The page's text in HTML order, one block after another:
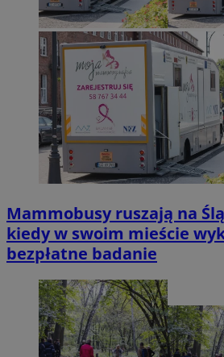
Mammobusy ruszają na
kiedy w swoim mieście
bezpłatne badanie